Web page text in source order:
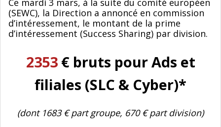
(SEWC), la Direction a annoncé en commission
d’intéressement, le montant de la prime
d’intéressement (Success Sharing) par division.
2353€ bruts pour Ads et
filiales (SLC & Cyber)*
(dont 1683 € part groupe, 670 € part division)